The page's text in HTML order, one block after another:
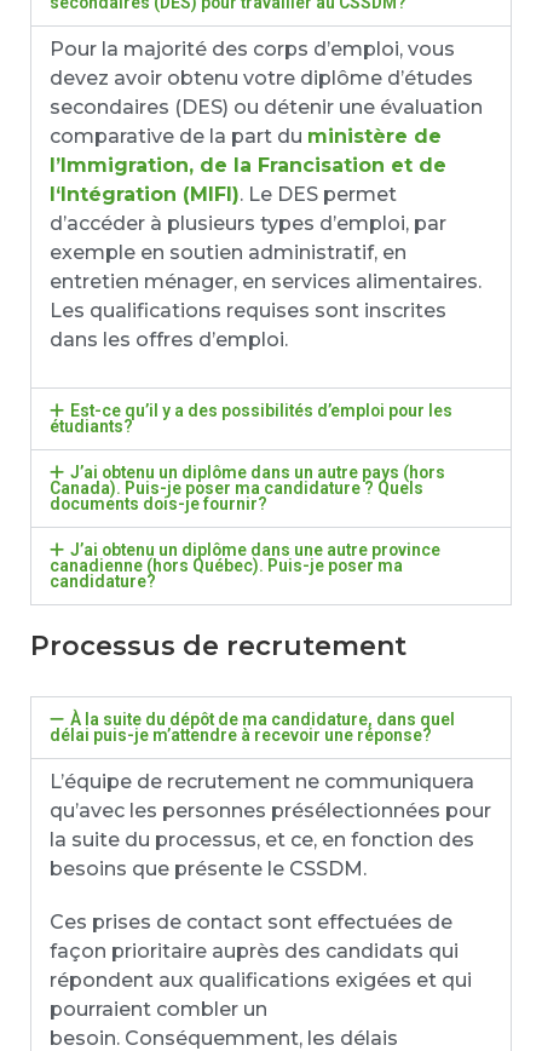
Pour la majorité des corps d’emploi, vous
devez avoir obtenu votre diplôme d’études
secondaires (DES) ou détenir une évaluation
comparative de la part du ministère de
l’Immigration, de la Francisation et de
l‘Intégration (MIFI). Le DES permet
d’accéder à plusieurs types d’emploi, par
exemple en soutien administratif, en
entretien ménager, en services alimentaires.
Les qualifications requises sont inscrites
dans les offres d’emploi.
Est-ce qu’il y a des possibilités d’emploi pour les
étudiants?
J’ai obtenu un diplôme dans un autre pays (hors
Canada). Puis-je poser ma candidature ? Quels
documents dois-je fournir?
J’ai obtenu un diplôme dans une autre province
canadienne (hors Québec). Puis-je poser ma
candidature?
Processus de recrutement
À la suite du dépôt de ma candidature, dans quel
délai puis-je m’attendre à recevoir une réponse?
L’équipe de recrutement ne communiquera
qu’avec les personnes présélectionnées pour
la suite du processus, et ce, en fonction des
besoins que présente le CSSDM.
Ces prises de contact sont effectuées de
façon prioritaire auprès des candidats qui
répondent aux qualifications exigées et qui
pourraient combler un
besoin. Conséquemment, les délais